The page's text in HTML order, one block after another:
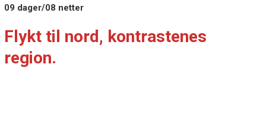
09 dager/08 netter
Flykt til nord, kontrastenes
region.